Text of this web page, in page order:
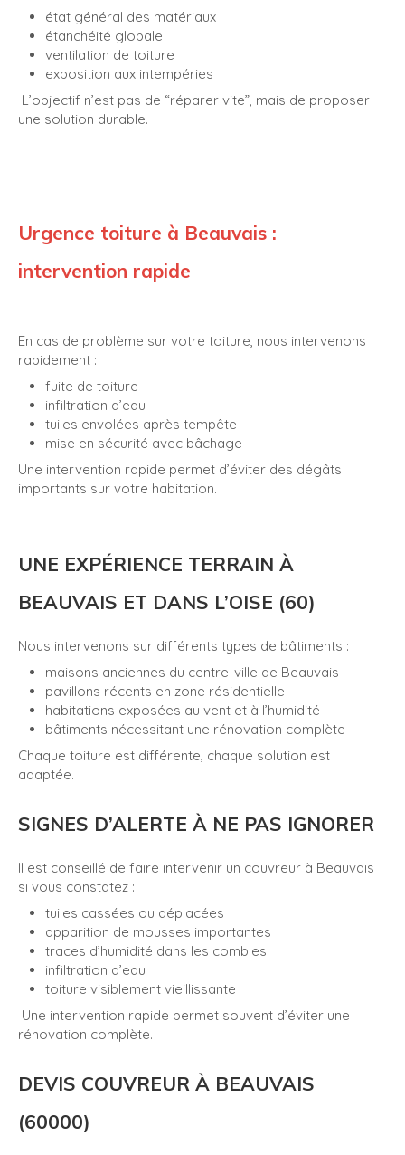
état général des matériaux
étanchéité globale
ventilation de toiture
exposition aux intempéries
L’objectif n’est pas de “réparer vite”, mais de proposer
une solution durable.
Urgence toiture à Beauvais :
intervention rapide
En cas de problème sur votre toiture, nous intervenons
rapidement :
fuite de toiture
infiltration d’eau
tuiles envolées après tempête
mise en sécurité avec bâchage
Une intervention rapide permet d’éviter des dégâts
importants sur votre habitation.
UNE EXPÉRIENCE TERRAIN À
BEAUVAIS ET DANS L’OISE (60)
Nous intervenons sur différents types de bâtiments :
maisons anciennes du centre-ville de Beauvais
pavillons récents en zone résidentielle
habitations exposées au vent et à l’humidité
bâtiments nécessitant une rénovation complète
Chaque toiture est différente, chaque solution est
adaptée.
SIGNES D’ALERTE À NE PAS IGNORER
Il est conseillé de faire intervenir un couvreur à Beauvais
si vous constatez :
tuiles cassées ou déplacées
apparition de mousses importantes
traces d’humidité dans les combles
infiltration d’eau
toiture visiblement vieillissante
Une intervention rapide permet souvent d’éviter une
rénovation complète.
DEVIS COUVREUR À BEAUVAIS
(60000)